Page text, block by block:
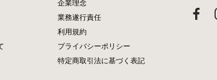
企業理念
業務遂行責任
利用規約
プライバシーポリシー
特定商取引法に基づく表記